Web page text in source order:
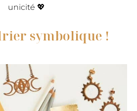
unicité 💖
symbolique !